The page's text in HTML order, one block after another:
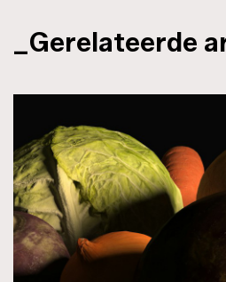
_Gerelateerde